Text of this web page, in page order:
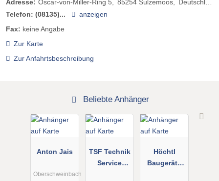
Adresse: Oscar-von-Miller-Ring 5 85254 Sulzemoos
Deutschland
Telefon: (08135)...
anzeigen
Fax: keine Angabe
Zur Karte
Zur Anfahrtsbeschreibung
Beliebte Anhänger
Anton Jais
Oberschweinbach
TSF Technik
Service
Höchtl
Baugeräte